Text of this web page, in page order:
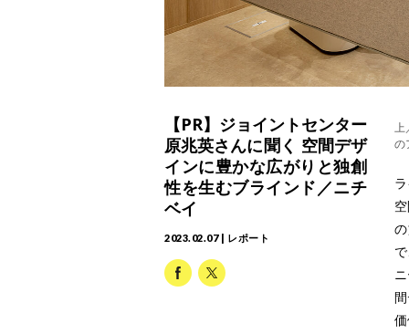
【PR】ジョイントセンター
原兆英さんに聞く 空間デザ
インに豊かな広がりと独創
性を生むブラインド／ニチ
ベイ
2023.02.07 | レポート
上
の